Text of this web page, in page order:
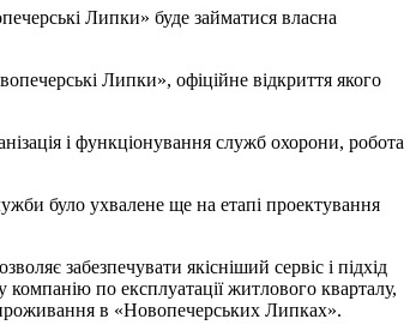
Липки» буде займатися власна
Липки», офіційне відкриття якого
і функціонування служб охорони, робота
було ухвалене ще на етапі проектування
забезпечувати якісніший сервіс і підхід
по експлуатації житлового кварталу,
в «Новопечерських Липках».